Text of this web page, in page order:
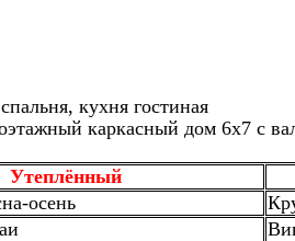
кухня гостиная
каркасный дом 6х7 с
осень